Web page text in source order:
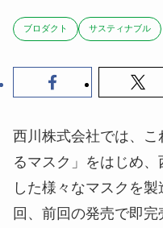
ブロダクト サスティナブル
西川株式会社では、こ
るマスク」をはじめ
した様々なマスクを
回、前回の発売で即